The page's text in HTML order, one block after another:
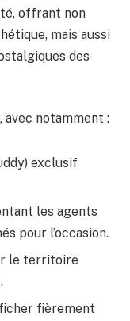
offrant non
mais aussi
des
avec notamment :
exclusif
les agents
pour l’occasion.
le territoire
fièrement